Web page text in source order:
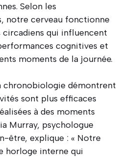
Selon les
notre cerveau fonctionne
circadiens qui influencent
cognitives et
moments de la journée.
chronobiologie démontrent
sont plus efficaces
à des moments
Murray, psychologue
être, explique : « Notre
horloge interne qui